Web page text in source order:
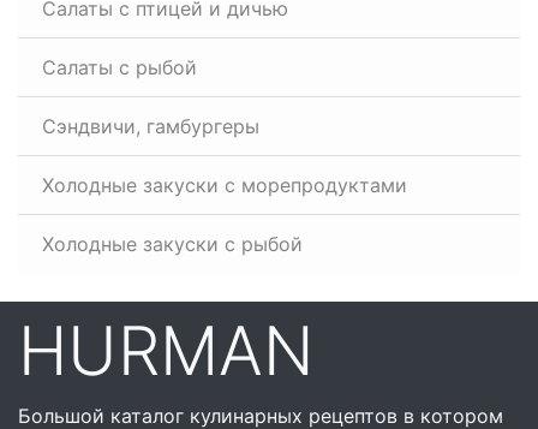
Салаты с птицей и дичью
Салаты с рыбой
Сэндвичи, гамбургеры
Холодные закуски с морепродуктами
Холодные закуски с рыбой
HURMAN
Большой каталог кулинарных рецептов в котором